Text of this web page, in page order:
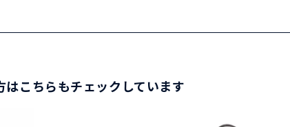
はこちらもチェックしています